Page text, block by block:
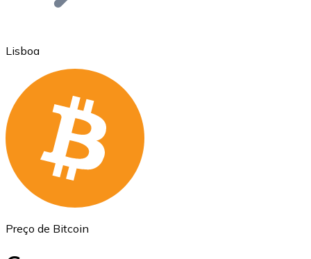
Ethereum
ETH
Lisboa
Preço de Bitcoin